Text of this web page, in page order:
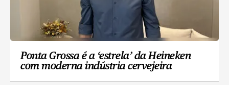
Ponta Grossa é a ‘estrela’ da Heineken
com moderna indústria cervejeira